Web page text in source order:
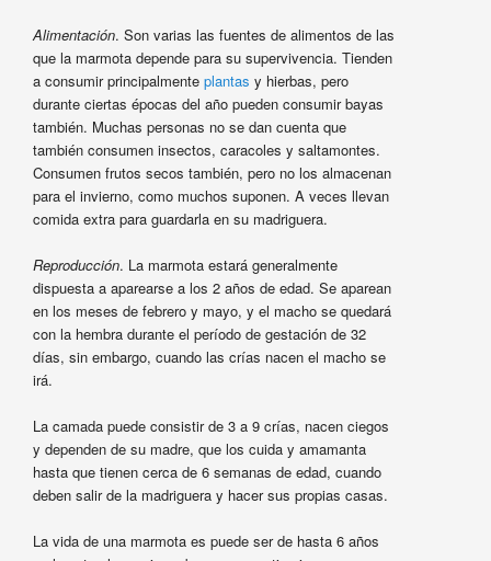
Alimentación. Son varias las fuentes de alimentos de las
que la marmota depende para su supervivencia. Tienden
a consumir principalmente plantas y hierbas, pero
durante ciertas épocas del año pueden consumir bayas
también. Muchas personas no se dan cuenta que
también consumen insectos, caracoles y saltamontes.
Consumen frutos secos también, pero no los almacenan
para el invierno, como muchos suponen. A veces llevan
comida extra para guardarla en su madriguera.
Reproducción. La marmota estará generalmente
dispuesta a aparearse a los 2 años de edad. Se aparean
en los meses de febrero y mayo, y el macho se quedará
con la hembra durante el período de gestación de 32
días, sin embargo, cuando las crías nacen el macho se
irá.
La camada puede consistir de 3 a 9 crías, nacen ciegos
y dependen de su madre, que los cuida y amamanta
hasta que tienen cerca de 6 semanas de edad, cuando
deben salir de la madriguera y hacer sus propias casas.
La vida de una marmota es puede ser de hasta 6 años